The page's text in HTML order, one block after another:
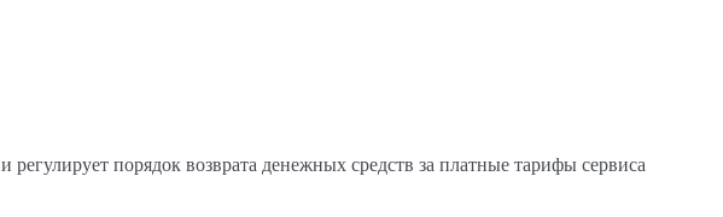
и регулирует порядок возврата денежных средств за платные тарифы сервиса